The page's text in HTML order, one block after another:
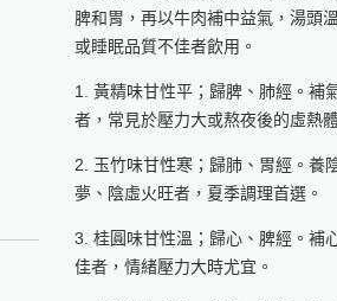
脾和胃，再以牛肉補中益氣，湯頭
或睡眠品質不佳者飲用。
1. 黃精味甘性平；歸脾、肺經。補
者，常見於壓力大或熬夜後的虛熱
2. 玉竹味甘性寒；歸肺、胃經。養
夢、陰虛火旺者，夏季調理首選。
3. 桂圓味甘性溫；歸心、脾經。補
佳者，情緒壓力大時尤宜。